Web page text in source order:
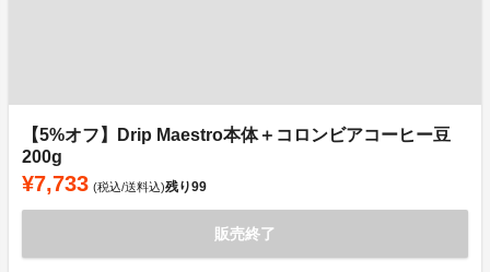
【5%オフ】Drip Maestro本体＋コロンビアコーヒー豆
200g
¥7,733 (税込/送料込)残り99
販売終了